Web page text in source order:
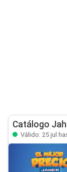
Catálogo
Válido: 25 jul